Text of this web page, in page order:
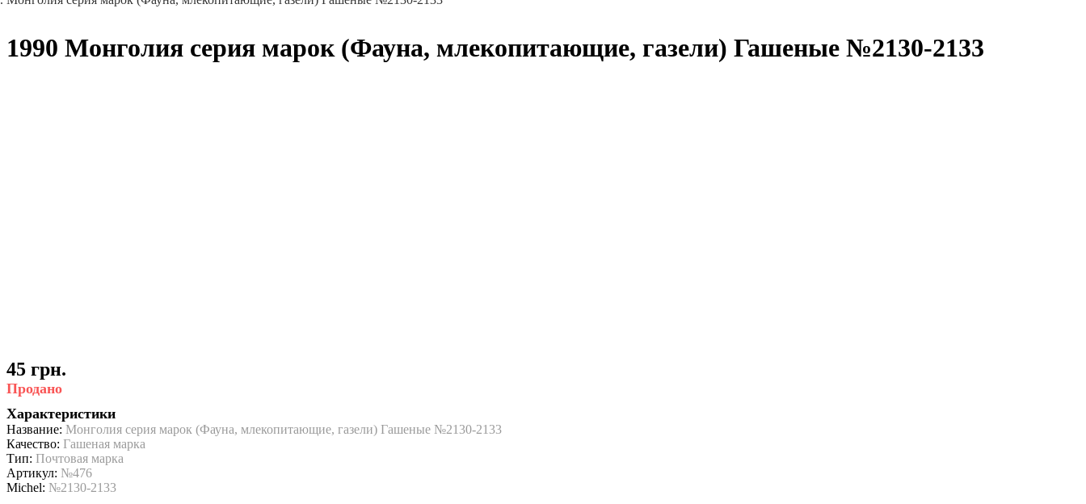
1990 Монголия серия марок (Фауна, млекопитающие, газели) Гашеные №2130-2133
45 грн.
Продано
Характеристики
Название: Монголия серия марок (Фауна, млекопитающие, газели) Гашеные №2130-2133
Качество: Гашеная марка
Тип: Почтовая марка
Артикул: №476
Michel: №2130-2133